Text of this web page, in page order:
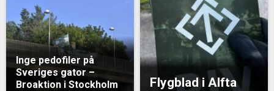
Inge pedofiler på
Sveriges gator –
Broaktion i Stockholm
Flygblad i Alfta